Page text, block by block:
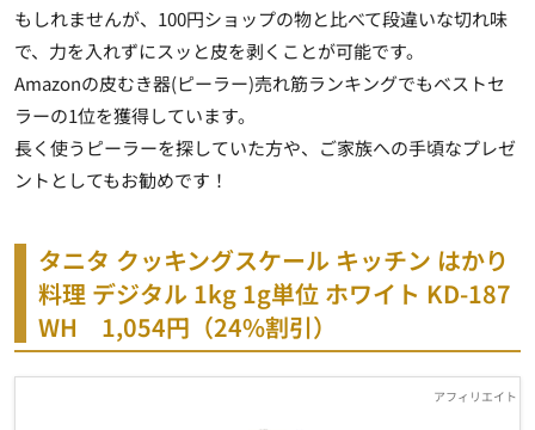
もしれませんが、100円ショップの物と比べて段違いな切れ味
で、力を入れずにスッと皮を剥くことが可能です。
Amazonの皮むき器(ピーラー)売れ筋ランキングでもベストセ
ラーの1位を獲得しています。
長く使うピーラーを探していた方や、ご家族への手頃なプレゼ
ントとしてもお勧めです！
タニタ クッキングスケール キッチン はかり
料理 デジタル 1kg 1g単位 ホワイト KD-187
WH 1,054円 （24%割引）